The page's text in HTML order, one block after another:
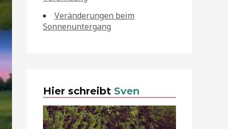
Veränderungen beim
Sonnenuntergang
Hier schreibt Sven